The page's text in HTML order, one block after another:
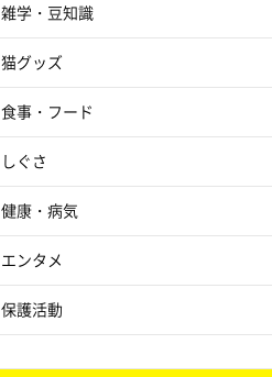
雑学・豆知識
猫グッズ
食事・フード
しぐさ
健康・病気
エンタメ
保護活動